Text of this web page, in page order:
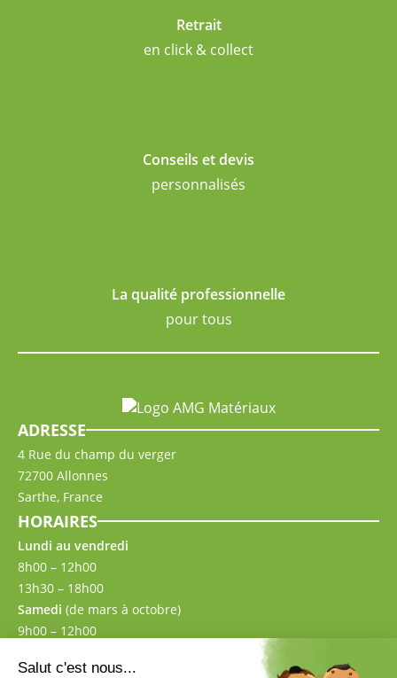
Retrait
en click & collect
Conseils et devis
personnalisés
La qualité professionnelle
pour tous
ADRESSE
4 Rue du champ du verger
72700 Allonnes
Sarthe, France
HORAIRES
Lundi au vendredi
8h00 – 12h00
13h30 – 18h00
Samedi (de mars à octobre)
9h00 – 12h00